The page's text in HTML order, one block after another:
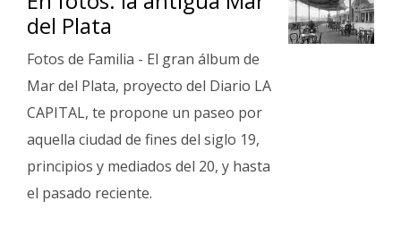
del Plata
Fotos de Familia - El gran álbum de
Mar del Plata, proyecto del Diario LA
CAPITAL, te propone un paseo por
aquella ciudad de fines del siglo 19,
principios y mediados del 20, y hasta
el pasado reciente.